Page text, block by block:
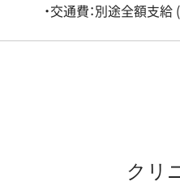
・交通費：別途全額支
クリ